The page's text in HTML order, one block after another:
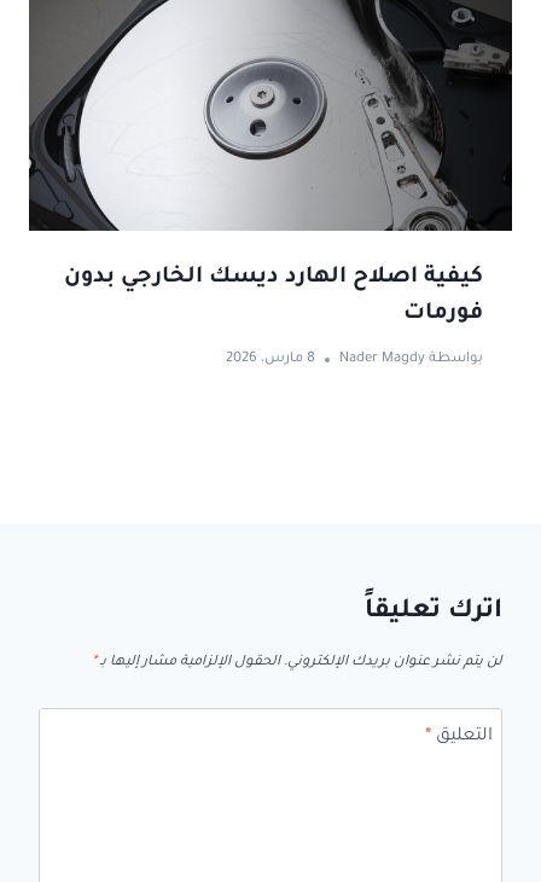
كيفية اصلاح الهارد ديسك الخارجي بدون
فورمات
بواسطة Nader Magdy 8 مارس، 2026
اترك تعليقاً
لن يتم نشر عنوان بريدك الإلكتروني. الحقول الإلزامية مشار إليها بـ*
التعليق *